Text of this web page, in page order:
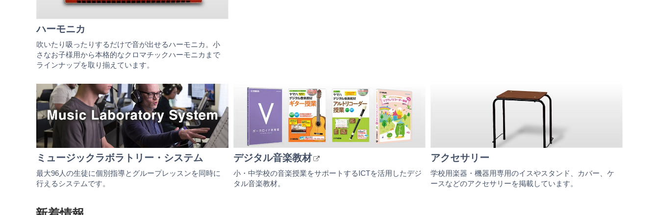
ハーモニカ
吹いたり吸ったりするだけで音が出せるハーモニカ。小
さなお子様用から本格的なクロマチックハーモニカまで
ラインナップを取り揃えています。
ミュージックラボラトリー・システム
最大96人の生徒に個別指導とグループレッスンを同時に
行えるシステムです。
デジタル音楽教材
小・中学校の音楽授業をサポートするICTを活用したデジ
タル音楽教材。
アクセサリー
学校用楽器・機器用専用のイスやスタンド、カバー、ケ
ースなどのアクセサリーを掲載しています。